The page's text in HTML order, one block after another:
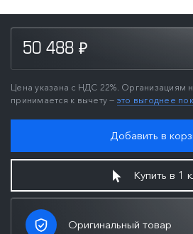
50 488 ₽
Цена указана с НДС 22%.
принимается к вычету — это выгоднее
Добавить в
Купить в 1
Оригинальный товар